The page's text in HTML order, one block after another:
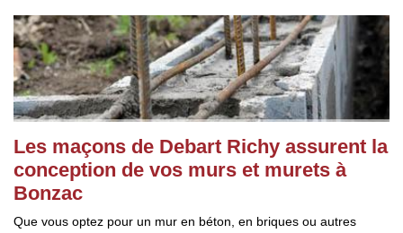
Les maçons de Debart Richy assurent la
conception de vos murs et murets à
Bonzac
Que vous optez pour un mur en béton, en briques ou autres